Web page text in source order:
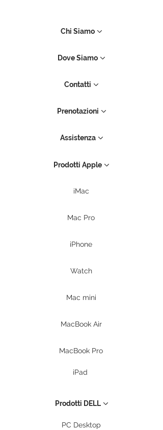
Chi Siamo
Dove Siamo
Contatti
Prenotazioni
Assistenza
Prodotti Apple
iMac
Mac Pro
iPhone
Watch
Mac mini
MacBook Air
MacBook Pro
iPad
Prodotti DELL
PC Desktop